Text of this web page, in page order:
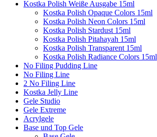
Kostka Polish Weiße Ausgabe 15ml
Kostka Polish Opaque Colors 15ml
Kostka Polish Neon Colors 15ml
Kostka Polish Stardust 15ml
Kostka Polish Pitahayah 15ml
Kostka Polish Transparent 15ml
Kostka Polish Radiance Colors 15ml
No Filing Pudding Line
No Filing Line
2 No Filing Line
Kostka Jelly Line
Gele Studio
Gele Extreme
Acrylgele
Base und Top Gele